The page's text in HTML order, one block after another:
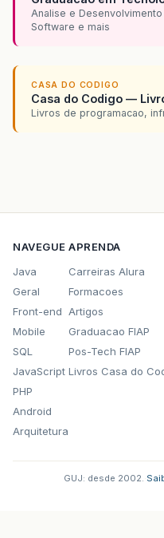
Analise e
Software e mais
CASA DO CODIGO
Casa do Codigo —
Livros de programacao,
NAVEGUE
Java
Geral
Front-end
Mobile
SQL
JavaScript
PHP
Android
Arquitetura
APRENDA
Carreiras Alura
Formacoes
Artigos
Graduacao FIAP
Pos-Tech FIAP
Livros Casa do
GUJ: desde 2002.